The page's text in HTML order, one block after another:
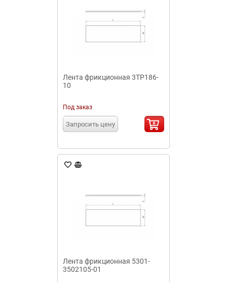
Лента фрикционная 3ТР186-
10
Под заказ
Запросить цену
Лента фрикционная 5301-
3502105-01